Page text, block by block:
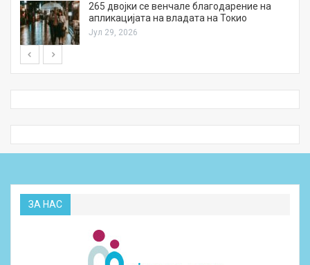
265 двојки се венчале благодарение на
апликацијата на владата на Токио
Јул 29, 2026
ЗА НАС